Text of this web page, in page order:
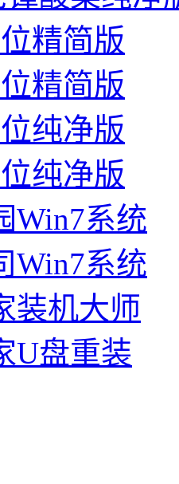
精简版
精简版
纯净版
纯净版
Win7系统
Win7系统
装机大师
U盘重装